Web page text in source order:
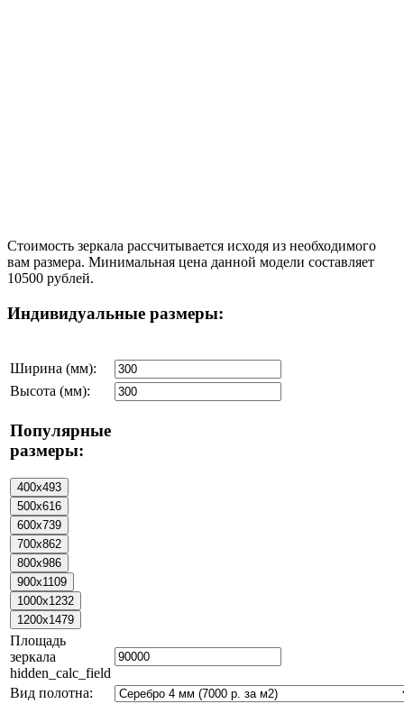
Стоимость зеркала рассчитывается исходя из необходимого
вам размера. Минимальная цена данной модели составляет
10500 рублей.
Индивидуальные размеры:
Ширина (мм):
Высота (мм):
Популярные
размеры:
Площадь
зеркала
hidden_calc_field
Вид полотна: